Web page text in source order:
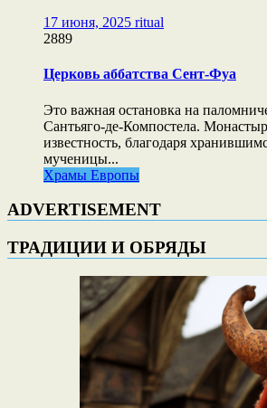
17 июня, 2025 ritual
2889
Церковь аббатства Сент-Фуа
Это важная остановка на
Сантьяго-де-Компостела.
известность, благодаря
мученицы...
Храмы Европы
ADVERTISEMENT
ТРАДИЦИИ И ОБРЯДЫ